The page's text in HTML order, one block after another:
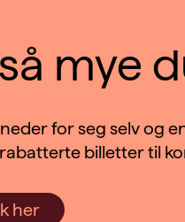
mye
for seg selv og
billetter til
her